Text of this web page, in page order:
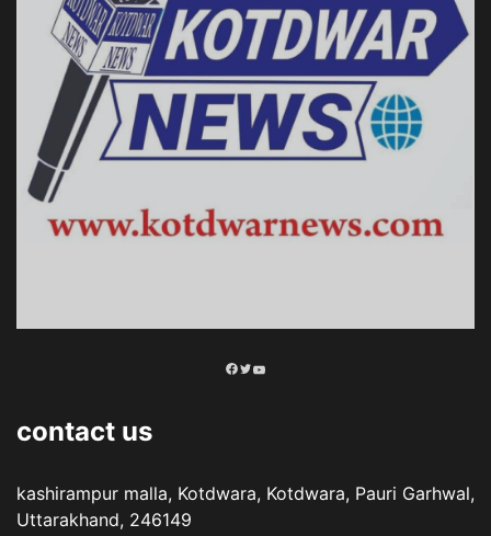
Facebook
Twitter
YouTube
contact us
kashirampur malla, Kotdwara, Kotdwara, Pauri Garhwal,
Uttarakhand, 246149